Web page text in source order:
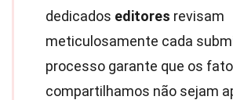
dedicados editores revisam
meticulosamente cada
processo garante que os
compartilhamos não sejam